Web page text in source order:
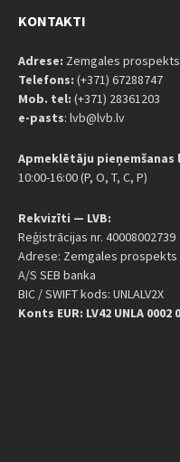
KONTAKTI
Adrese: Zemgales prospekts
Telefons: (+371) 67288747
Mob. tel: (+371) 28361203
e-pasts: lvb@lvb.lv
Apmeklētāju pieņemšanas
10:00-16:00 (P, O, T, C, P)
Rekvizīti — LVB:
Reģistrācijas nr. 40008002739
Adrese: Zemgales prospekts
A/S SEB banka
BIC / SWIFT kods: UNLALV2X
Konts EUR: LV42 UNLA 0002